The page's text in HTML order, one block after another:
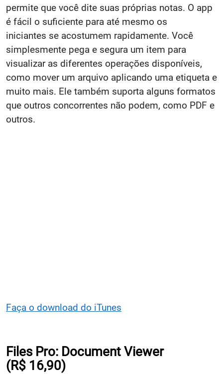
permite que você dite suas próprias notas. O app
é fácil o suficiente para até mesmo os
iniciantes se acostumem rapidamente. Você
simplesmente pega e segura um item para
visualizar as diferentes operações disponíveis,
como mover um arquivo aplicando uma etiqueta e
muito mais. Ele também suporta alguns formatos
que outros concorrentes não podem, como PDF e
outros.
Faça o download do iTunes
Files Pro: Document Viewer
(R$ 16,90)